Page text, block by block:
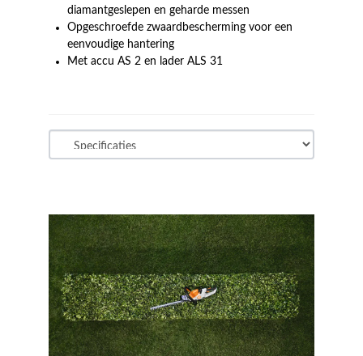
diamantgeslepen en geharde messen
Opgeschroefde zwaardbescherming voor een
eenvoudige hantering
Met accu AS 2 en lader ALS 31